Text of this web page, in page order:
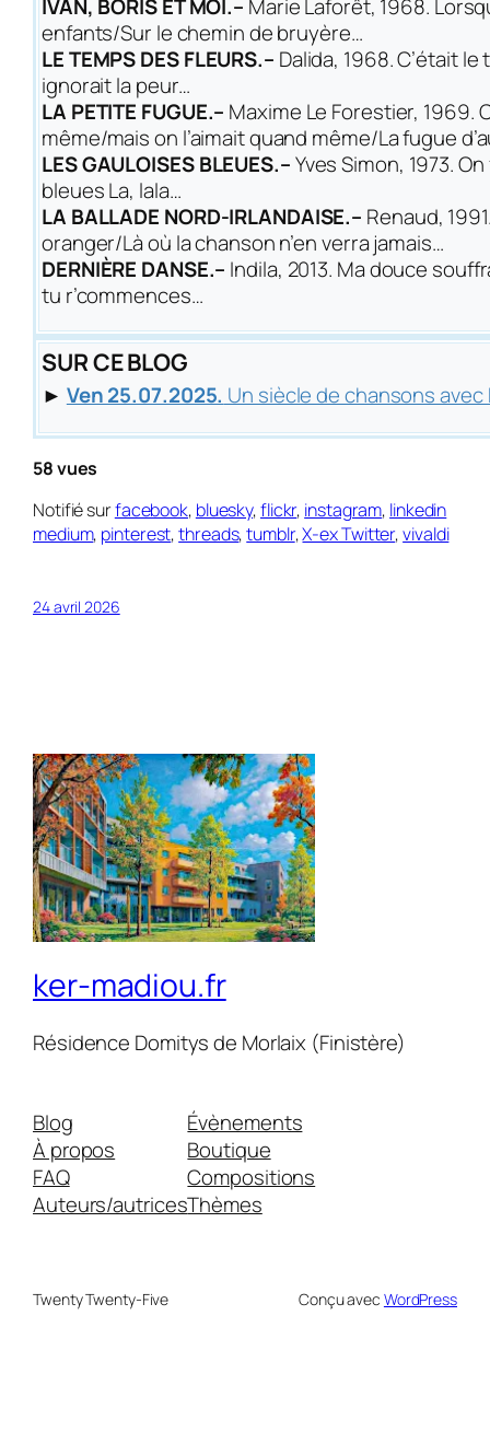
IVAN, BORIS ET MOI.– Marie Laforêt, 1968.
enfants/Sur le chemin de bruyère…
LE TEMPS DES FLEURS.– Dalida, 1968.C’était
ignorait la peur…
LA PETITE FUGUE.– Maxime Le Forestier, 1969.
même/mais on l’aimait quand même/La fugue
LES GAULOISES BLEUES.–Yves Simon, 1973.
bleues La, lala…
LA BALLADE NORD-IRLANDAISE.– Renaud,
oranger/Là où la chanson n’en verra jamais…
DERNIÈRE DANSE.– Indila, 2013. Ma douce
tu r’commences…
SUR CE BLOG
► Ven 25.07.2025. Un siècle de chansons
58 vues
Notifié surfacebook, bluesky,flickr, instagram, linkedin
medium, pinterest,threads,tumblr,X-ex Twitter,vivaldi
24 avril 2026
ker-madiou.fr
Résidence Domitys de Morlaix (Finistère)
Blog
À propos
FAQ
Auteurs/autrices
Évènements
Boutique
Compositions
Thèmes
Twenty Twenty-Five Conçu avec WordPress